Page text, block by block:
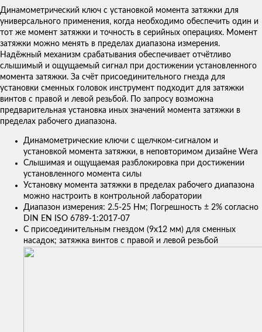
Динамометрический ключ с установкой момента затяжки для
универсального применения, когда необходимо обеспечить один и
тот же момент затяжки и точность в серийных операциях. Момент
затяжки можно менять в пределах диапазона измерения.
Надёжный механизм срабатывания обеспечивает отчётливо
слышимый и ощущаемый сигнал при достижении установленного
момента затяжки. За счёт присоединительного гнезда для
установки сменных головок инструмент подходит для затяжки
винтов с правой и левой резьбой. По запросу возможна
предварительная установка иных значений момента затяжки в
пределах рабочего диапазона.
Динамометрические ключи с щелчком-сигналом и
установкой момента затяжки, в неповторимом дизайне Wera
Слышимая и ощущаемая разблокировка при достижении
установленного момента силы
Установку момента затяжки в пределах рабочего диапазона
можно настроить в контрольной лаборатории
Диапазон измерения: 2.5-25 Нм; Погрешность ± 2% согласно
DIN EN ISO 6789-1:2017-07
С присоединительным гнездом (9x12 мм) для сменных
насадок; затяжка винтов с правой и левой резьбой